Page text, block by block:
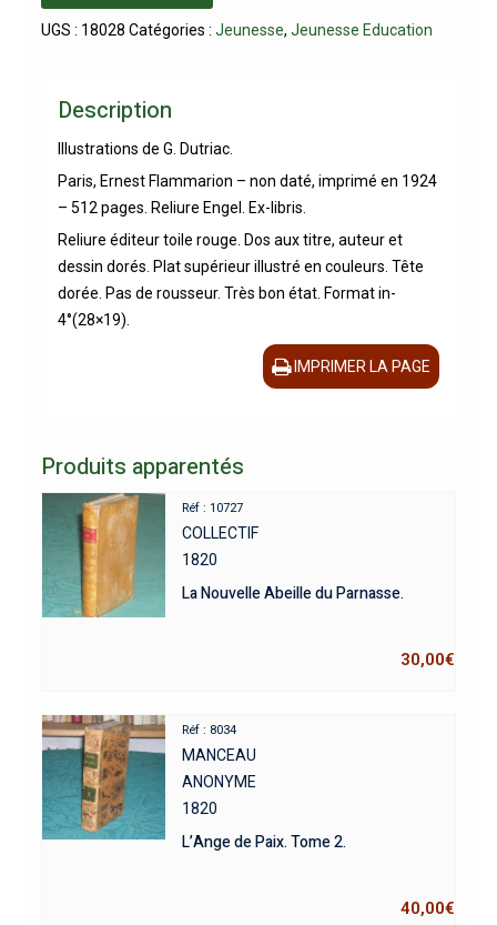
UGS : 18028 Catégories : Jeunesse, Jeunesse Education
Description
Illustrations de G. Dutriac.
Paris, Ernest Flammarion – non daté, imprimé en 1924
– 512 pages. Reliure Engel. Ex-libris.
Reliure éditeur toile rouge. Dos aux titre, auteur et
dessin dorés. Plat supérieur illustré en couleurs. Tête
dorée. Pas de rousseur. Très bon état. Format in-
4°(28×19).
IMPRIMER LA PAGE
Produits apparentés
Réf : 10727
COLLECTIF
1820
La Nouvelle Abeille du Parnasse.
30,00€
Réf : 8034
MANCEAU
ANONYME
1820
L’Ange de Paix. Tome 2.
40,00€